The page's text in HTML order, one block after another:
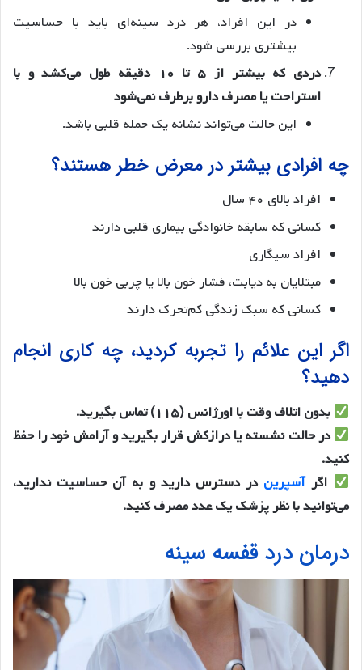
در این افراد، هر درد سینه‌ای باید با حساسیت
بیشتری بررسی شود.
دردی که بیشتر از ۵ تا ۱۰ دقیقه طول می‌کشد و با
استراحت یا مصرف دارو برطرف نمی‌شود
این حالت می‌تواند نشانه یک حمله قلبی باشد.
چه افرادی بیشتر در معرض خطر هستند؟
افراد بالای ۴۰ سال
کسانی که سابقه خانوادگی بیماری قلبی دارند
افراد سیگاری
مبتلایان به دیابت، فشار خون بالا یا چربی خون بالا
کسانی که سبک زندگی کم‌تحرک دارند
اگر این علائم را تجربه کردید، چه کاری انجام
دهید؟
بدون اتلاف وقت با اورژانس (۱۱۵) تماس بگیرید.
در حالت نشسته یا درازکش قرار بگیرید و آرامش خود را حفظ
کنید.
اگرآسپرین در دسترس دارید و به آن حساسیت ندارید،
می‌توانید با نظر پزشک یک عدد مصرف کنید.
درمان درد قفسه سینه